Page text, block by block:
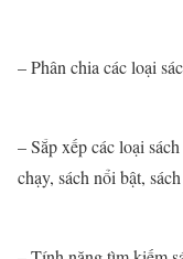
– Phân chia các loại
– Sắp xếp các loại
chạy, sách nổi bật,